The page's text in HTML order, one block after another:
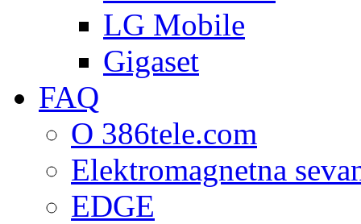
LG Mobile
Gigaset
FAQ
O 386tele.com
Elektromagnetna
EDGE